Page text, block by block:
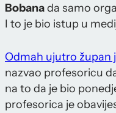
Bobanada samo
I to je bio istup u
Odmah ujutro župan
nazvao profesoricu
na to da je bio
profesorica je